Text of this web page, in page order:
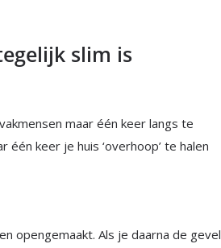
slim is
maar één keer langs te
keer je huis ‘overhoop’ te halen
opengemaakt. Als je daarna de gevel